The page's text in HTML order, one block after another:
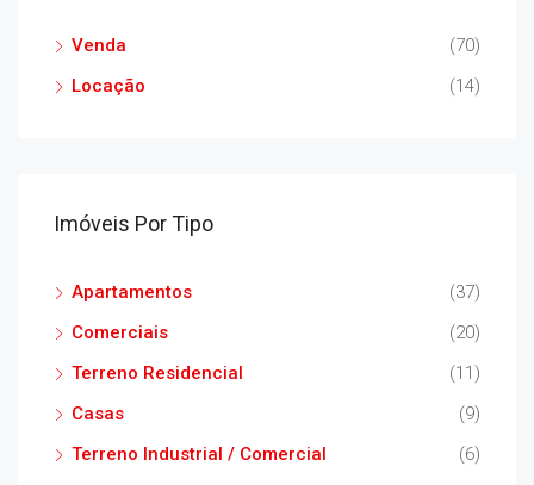
Venda
(70)
Locação
(14)
Imóveis Por Tipo
Apartamentos
(37)
Comerciais
(20)
Terreno Residencial
(11)
Casas
(9)
Terreno Industrial / Comercial
(6)